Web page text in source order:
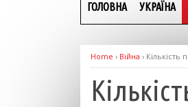
ГОЛОВНА УКРАЇНА
Home › Війна › Кількість